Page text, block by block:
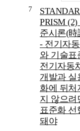
7
PRISM (2)
준시론(時
- 전기자
와 기술표
전기자동
개발과 실
화에 뒤처
지 않으려
표준화 선
돼야